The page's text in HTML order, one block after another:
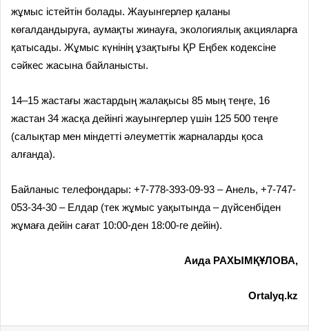
жұмыс істейтін болады. Жауынгерлер қаланы
көгалдандыруға, аумақты жинауға, экологиялық акцияларға
қатысады. Жұмыс күнінің ұзақтығы ҚР Еңбек кодексіне
сәйкес жасына байланысты.
14–15 жастағы жастардың жалақысы 85 мың теңге, 16
жастан 34 жасқа дейінгі жауынгерлер үшін 125 500 теңге
(салықтар мен міндетті әлеуметтік жарналарды қоса
алғанда).
Байланыс телефондары: +7-778-393-09-93 – Анель, +7-747-
053-34-30 – Елдар (тек жұмыс уақытында – дүйсенбіден
жұмаға дейін сағат 10:00-ден 18:00-ге дейін).
Аида РАХЫМҚҰЛОВА,
Ortalyq.kz